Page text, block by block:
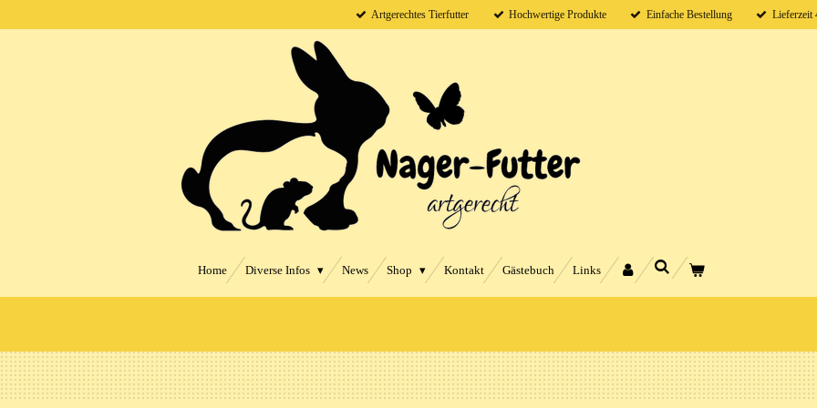
Artgerechtes Tierfutter Hochwertige Produkte Einfache Bestellung Lieferzeit
Home Diverse Infos News Shop Kontakt Gästebuch Links